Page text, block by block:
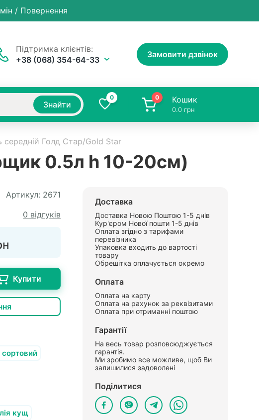
/ Повернення
Підтримка клієнтів:
+38 (068) 354-64-33
Замовити дзвінок
Знайти
0 0 Кошик
0.0 грн
середній Голд Стар/Gold Star
0.5л h 10-20см)
Артикул: 2671
0 відгуків
Купити
кущ
Доставка
Доставка Новою Поштою 1-5 днів
Кур'єром Нової пошти 1-5 днів
Оплата згідно з тарифами
перевізника
Упаковка входить до вартості
товару
Обрешітка оплачується окремо
Оплата
Оплата на карту
Оплата на рахунок за реквізитами
Оплата при отриманні поштою
Гарантії
На весь товар розповсюджується
гарантія.
Ми зробимо все можливе, щоб Ви
залишилися задоволені
Поділитися